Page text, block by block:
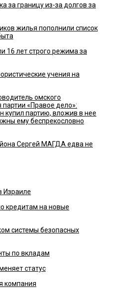
за границу из-за долгов за
жилья пополнили список
лет строго режима за
учения на
омского
партии «Правое дело»:
купил партию, вложив в нее
ему беспрекословно
Сергей МАГДА едва не
Израиле
кредитам на новые
системы безопасных
по вкладам
статус
компания